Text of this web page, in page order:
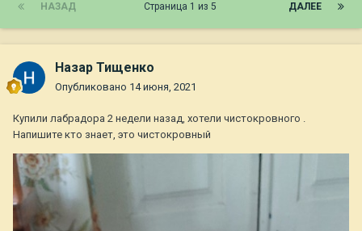
НАЗАД ДАЛЕЕ
Страница 1 из 5
Назар Тищенко
Опубликовано 14 июня, 2021
Купили лабрадора 2 недели назад, хотели чистокровного .
Напишите кто знает, это чистокровный